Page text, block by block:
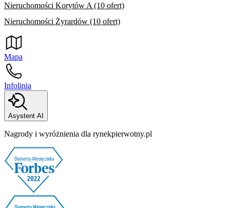
Nieruchomości Korytów A (10 ofert)
Nieruchomości Żyrardów (10 ofert)
Mapa
Infolinia
Asystent AI
Nagrody i wyróżnienia dla rynekpierwotny.pl